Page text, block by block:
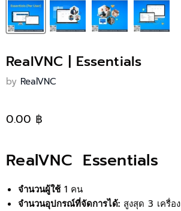
RealVNC | Essentials
by RealVNC
0.00 ฿
RealVNC Essentials
จำนวนผู้ใช้1 คน
จำนวนอุปกรณ์ที่จัดการได้: สูงสุด 3 เครื่อง